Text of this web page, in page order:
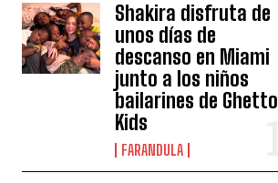
Shakira disfruta de
unos días de
descanso en Miami
junto a los niños
bailarines de Ghetto
Kids
FARANDULA